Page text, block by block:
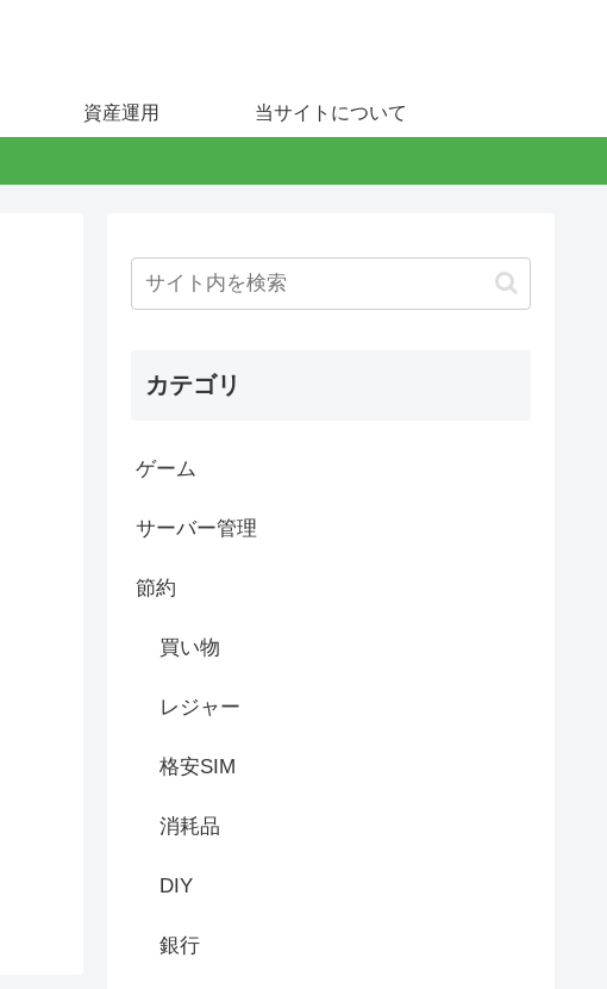
資産運用 当サイトについて
カテゴリ
ゲーム
サーバー管理
節約
買い物
レジャー
格安SIM
消耗品
DIY
銀行